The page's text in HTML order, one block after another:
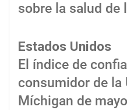
sobre la salud de
Estados Unidos
El índice de
consumidor de la
Míchigan de